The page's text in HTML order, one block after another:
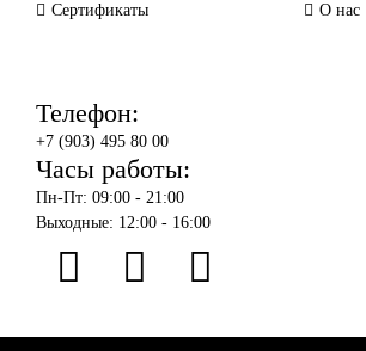
Сертификаты
О нас
Телефон:
+7 (903) 495 80 00
Часы работы:
Пн-Пт: 09:00 - 21:00
Выходные: 12:00 - 16:00